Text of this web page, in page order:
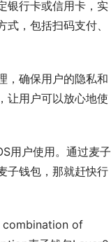
银行卡或信用卡，实
，包括扫码支付、
，确保用户的隐私和
让用户可以放心地使
用户使用。通过麦子
子钱包，那就赶快行
combination of